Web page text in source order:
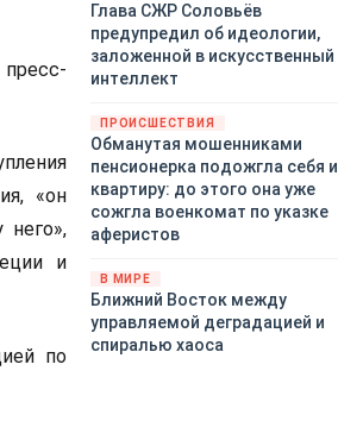
«он
и
по
Глава СЖР Соловьёв
предупредил об идеологии,
заложенной в искусственный
интеллект
ПРОИСШЕСТВИЯ
Обманутая мошенниками
пенсионерка подожгла себя и
квартиру: до этого она уже
сожгла военкомат по указке
аферистов
В МИРЕ
Ближний Восток между
управляемой деградацией и
спиралью хаоса